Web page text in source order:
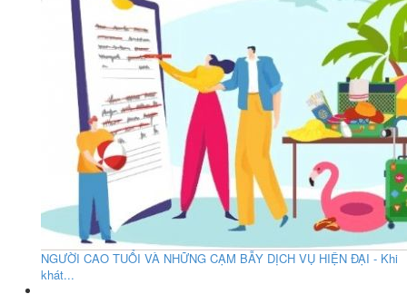
NGƯỜI CAO TUỔI VÀ NHỮNG CẠM BẪY DỊCH VỤ HIỆN ĐẠI - Khi
khát...